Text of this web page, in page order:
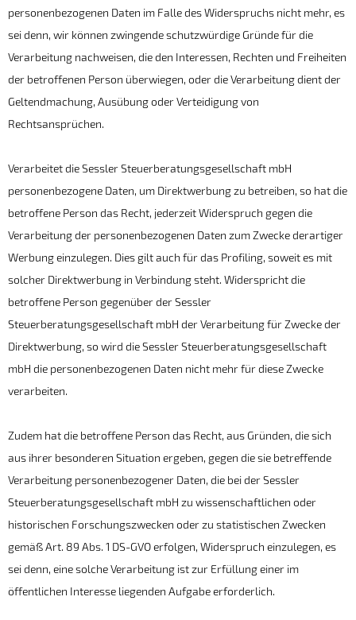
personenbezogenen Daten im Falle des Widerspruchs nicht mehr, es
sei denn, wir können zwingende schutzwürdige Gründe für die
Verarbeitung nachweisen, die den Interessen, Rechten und Freiheiten
der betroffenen Person überwiegen, oder die Verarbeitung dient der
Geltendmachung, Ausübung oder Verteidigung von
Rechtsansprüchen.
Verarbeitet die Sessler Steuerberatungsgesellschaft mbH
personenbezogene Daten, um Direktwerbung zu betreiben, so hat die
betroffene Person das Recht, jederzeit Widerspruch gegen die
Verarbeitung der personenbezogenen Daten zum Zwecke derartiger
Werbung einzulegen. Dies gilt auch für das Profiling, soweit es mit
solcher Direktwerbung in Verbindung steht. Widerspricht die
betroffene Person gegenüber der Sessler
Steuerberatungsgesellschaft mbH der Verarbeitung für Zwecke der
Direktwerbung, so wird die Sessler Steuerberatungsgesellschaft
mbH die personenbezogenen Daten nicht mehr für diese Zwecke
verarbeiten.
Zudem hat die betroffene Person das Recht, aus Gründen, die sich
aus ihrer besonderen Situation ergeben, gegen die sie betreffende
Verarbeitung personenbezogener Daten, die bei der Sessler
Steuerberatungsgesellschaft mbH zu wissenschaftlichen oder
historischen Forschungszwecken oder zu statistischen Zwecken
gemäß Art. 89 Abs. 1 DS-GVO erfolgen, Widerspruch einzulegen, es
sei denn, eine solche Verarbeitung ist zur Erfüllung einer im
öffentlichen Interesse liegenden Aufgabe erforderlich.